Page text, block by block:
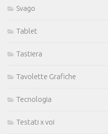
Svago
Tablet
Tastiera
Tavolette Grafiche
Tecnologia
Testati x voi